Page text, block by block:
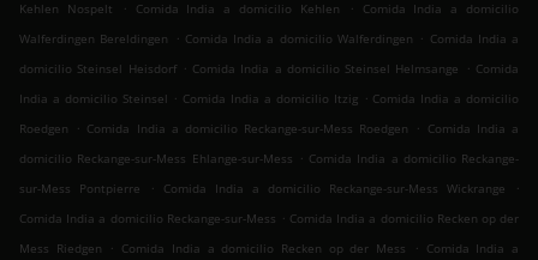
Kehlen Nospelt
. Comida India a domicilio Kehlen .
Comida India a domicilio
Walferdingen Bereldingen
. Comida India a domicilio Walferdingen . Comida India a
domicilio Steinsel Heisdorf . Comida India a domicilio Steinsel Helmsange . Comida
India a domicilio Steinsel . Comida India a domicilio Itzig . Comida India a domicilio
Roedgen
. Comida India a domicilio Reckange-sur-Mess Roedgen . Comida India a
domicilio Reckange-sur-Mess Ehlange-sur-Mess . Comida India a domicilio Reckange-
sur-Mess Pontpierre
. Comida India a domicilio Reckange-sur-Mess Wickrange
.
Comida India a domicilio Reckange-sur-Mess . Comida India a domicilio Recken op der
Mess Riedgen
. Comida India a domicilio Recken op der Mess . Comida India a